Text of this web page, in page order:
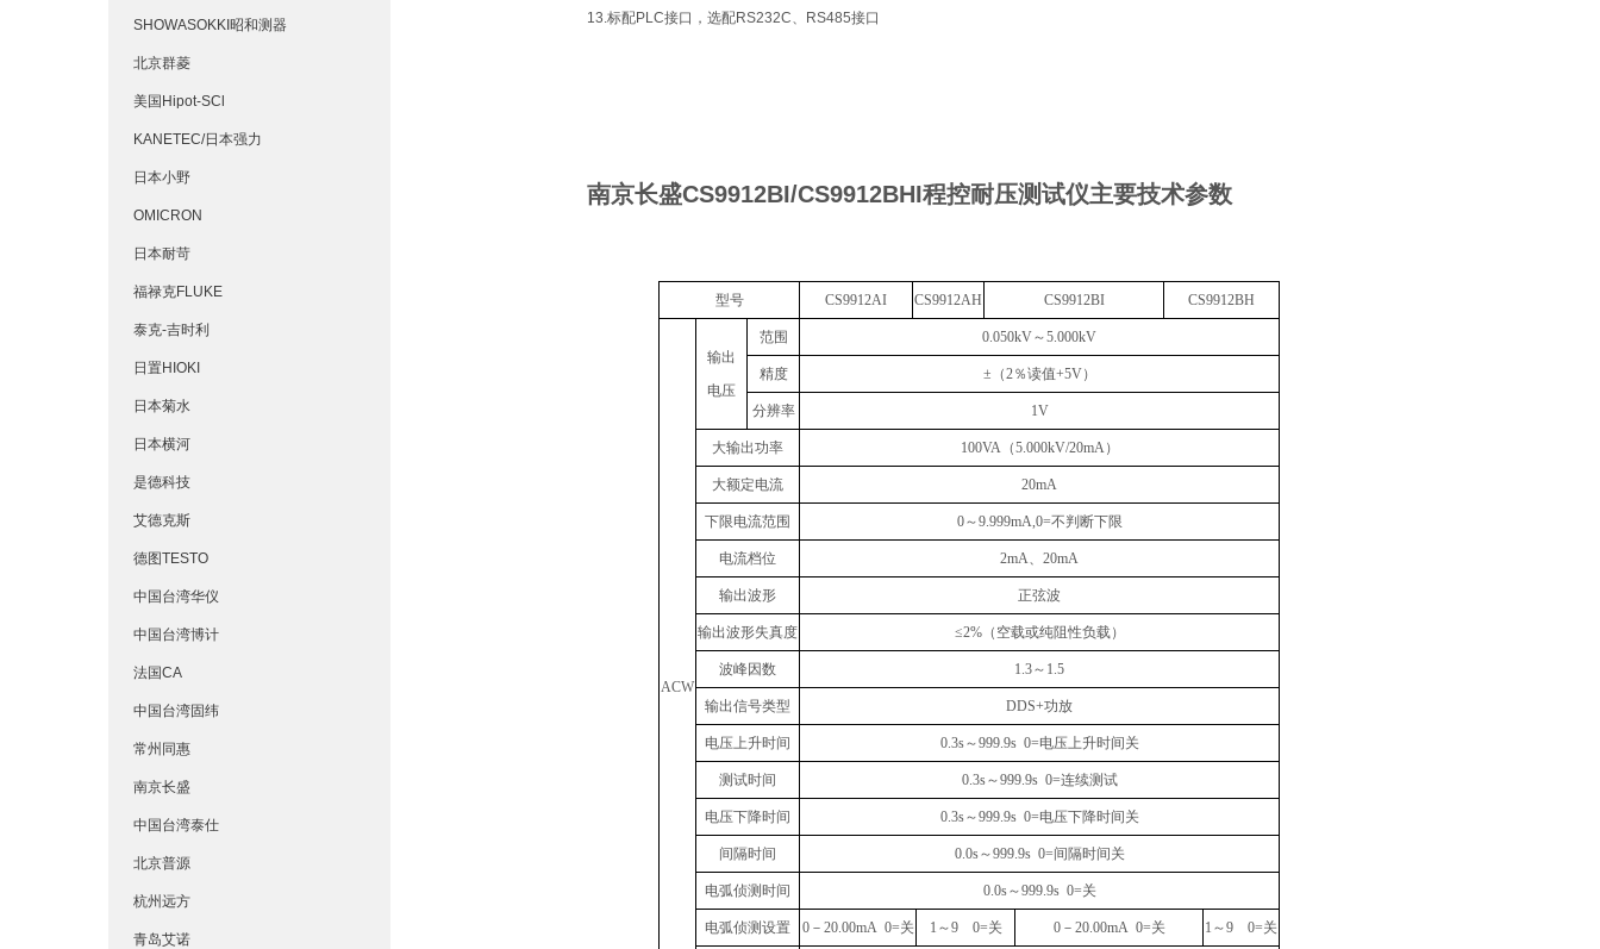
SHOWASOKKI昭和测器
北京群菱
美国Hipot-SCl
KANETEC/日本强力
日本小野
OMICRON
日本耐苛
福禄克FLUKE
泰克-吉时利
日置HIOKI
日本菊水
日本横河
是德科技
艾德克斯
德图TESTO
中国台湾华仪
中国台湾博计
法国CA
中国台湾固纬
常州同惠
南京长盛
中国台湾泰仕
北京普源
杭州远方
青岛艾诺
13.标配PLC接口，选配RS232C、RS485接口
南京长盛CS9912BI/CS9912BHI程控耐压测试仪主要技术参数
型号 CS9912AI CS9912AH CS9912BI CS9912BH
ACW
输出
电压
范围 0.050kV～5.000kV
精度 ± （2％读值+5V）
分辨率 1V
大输出功率 100VA（5.000kV/20mA）
大额定电流 20mA
下限电流范围 0～9.999mA,0=不判断下限
电流档位 2mA、20mA
输出波形 正弦波
输出波形失真度 ≤2%（空载或纯阻性负载）
波峰因数 1.3～ 1.5
输出信号类型 DDS+功放
电压上升时间 0.3s～999.9s 0=电压上升时间关
测试时间 0.3s～999.9s 0=连续测试
电压下降时间 0.3s～999.9s 0=电压下降时间关
间隔时间 0.0s～999.9s 0=间隔时间关
电弧侦测时间 0.0s～999.9s 0=关
电弧侦测设置 0－ 20.00mA 0=关 1 ～9 0=关 0－ 20.00mA 0=关 1 ～9 0=关